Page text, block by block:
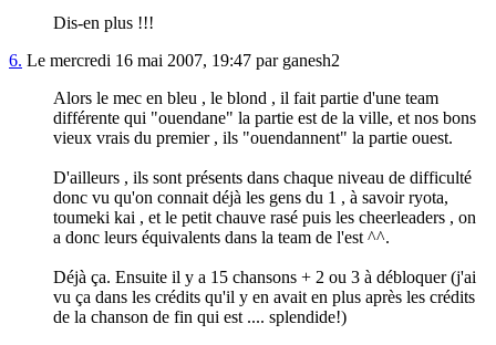
Dis-en plus !!!
6. Le mercredi 16 mai 2007, 19:47 par ganesh2
Alors le mec en bleu , le blond , il fait partie d'une team
différente qui "ouendane" la partie est de la ville, et nos bons
vieux vrais du premier , ils "ouendannent" la partie ouest.
D'ailleurs , ils sont présents dans chaque niveau de difficulté
donc vu qu'on connait déjà les gens du 1 , à savoir ryota,
toumeki kai , et le petit chauve rasé puis les cheerleaders , on
a donc leurs équivalents dans la team de l'est ^^.
Déjà ça. Ensuite il y a 15 chansons + 2 ou 3 à débloquer (j'ai
vu ça dans les crédits qu'il y en avait en plus après les crédits
de la chanson de fin qui est .... splendide!)